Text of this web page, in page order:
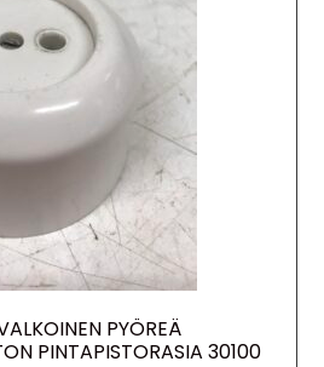
PYÖREÄ
PINTAPISTORASIA 30100